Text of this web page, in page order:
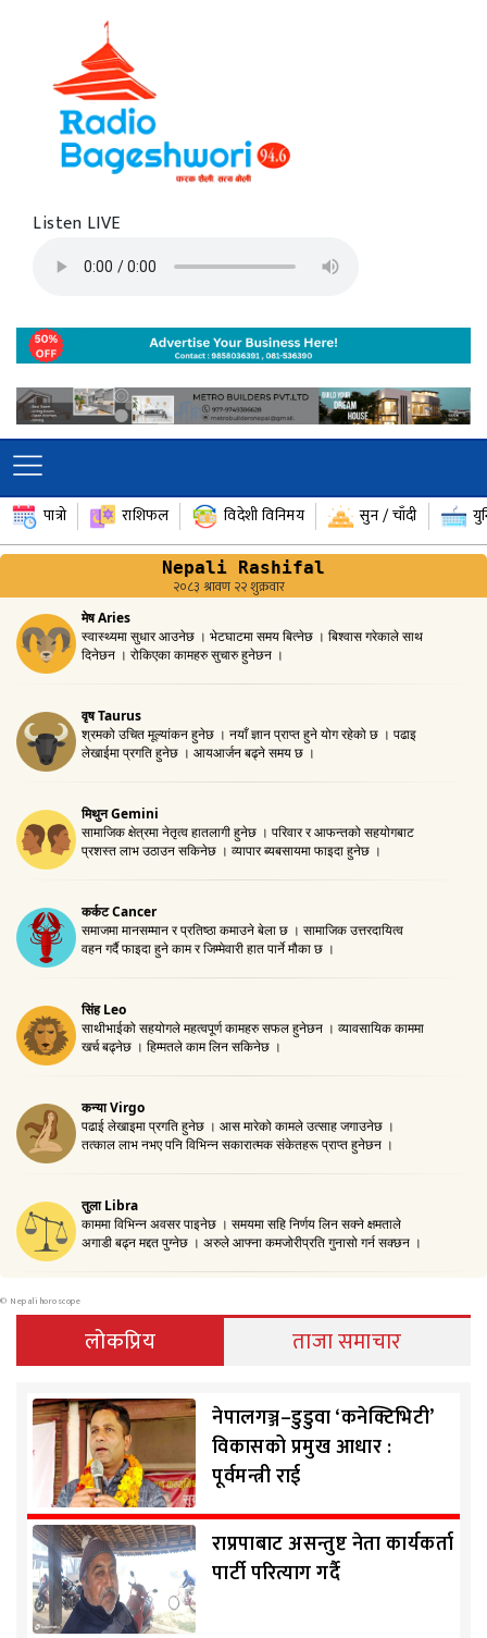
Listen LIVE
पात्रो राशिफल विदेशी विनिमय सुन / चाँदी
© Nepali horoscope
लोकप्रिय ताजा समाचार
नेपालगञ्ज–डुडुवा ‘कनेक्टिभिटी’
विकासको प्रमुख आधार :
पूर्वमन्त्री राई
राप्रपाबाट असन्तुष्ट नेता कार्यकर्ता
पार्टी परित्याग गर्दै